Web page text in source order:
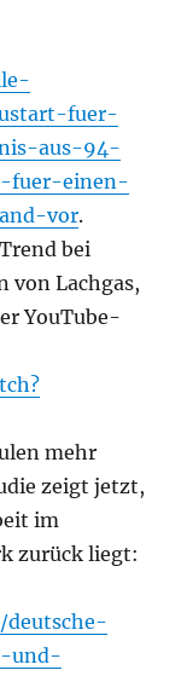
fuer-
aus-94-
fuer-einen-
vor.
bei
von Lachgas,
YouTube-
mehr
zeigt jetzt,
im
zurück liegt:
deutsche-
und-